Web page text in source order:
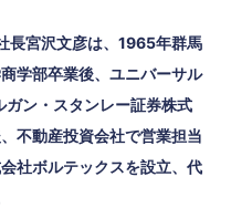
長宮沢文彦は、1965年群馬
学部卒業後、ユニバーサル
ン・スタンレー証券株式
不動産投資会社で営業担当
社ボルテックスを設立、代